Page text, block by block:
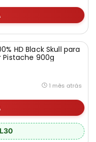
HD Black Skull para
Pistache 900g
1 mês atrás